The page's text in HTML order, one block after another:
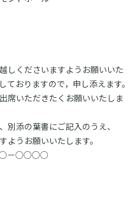
しくださいますようお願いいた
ておりますので，申し添えます。
席いただきたくお願いいたしま
別添の葉書にご記入のうえ、
うお願いいたします。
－○○○○